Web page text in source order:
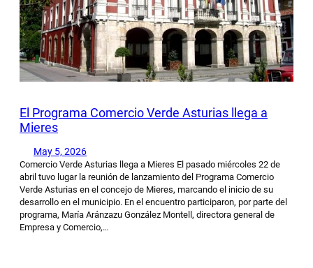
El Programa Comercio Verde Asturias llega a
Mieres
May 5, 2026
Comercio Verde Asturias llega a Mieres El pasado miércoles 22 de
abril tuvo lugar la reunión de lanzamiento del Programa Comercio
Verde Asturias en el concejo de Mieres, marcando el inicio de su
desarrollo en el municipio. En el encuentro participaron, por parte del
programa, María Aránzazu González Montell, directora general de
Empresa y Comercio,…